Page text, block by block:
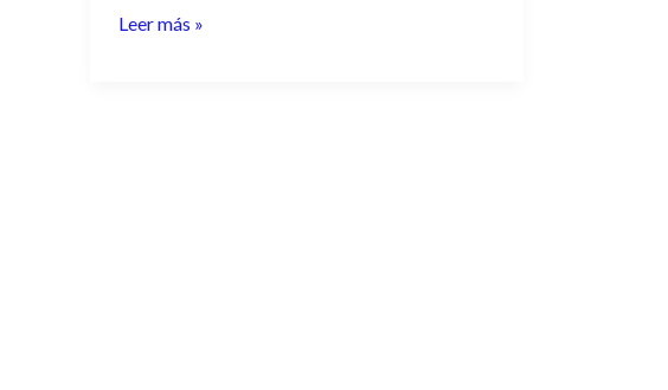
diseñar
Leer más »